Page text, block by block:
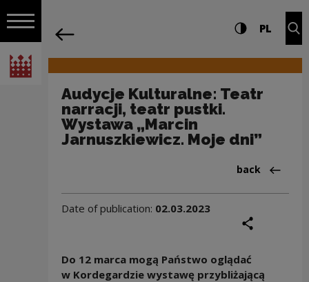
Open navigation
National Centre for Culture Poland
Navigation Settings and search
High contrast
PL
Audycje Kulturalne: Teatr
narracji, teatr pustki.
Wystawa „Marcin
Jarnuszkiewicz. Moje dni”
Back
back
Date of publication: 02.03.2023
Do 12 marca mogą Państwo oglądać
w Kordegardzie wystawę przybliżającą